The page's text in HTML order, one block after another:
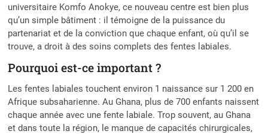
universitaire Komfo Anokye, ce nouveau centre est bien plus
qu’un simple bâtiment : il témoigne de la puissance du
partenariat et de la conviction que chaque enfant, où qu’il se
trouve, a droit à des soins complets des fentes labiales.
Pourquoi est-ce important ?
Les fentes labiales touchent environ 1 naissance sur 1 200 en
Afrique subsaharienne. Au Ghana, plus de 700 enfants naissent
chaque année avec une fente labiale. Trop souvent, au Ghana
et dans toute la région, le manque de capacités chirurgicales,